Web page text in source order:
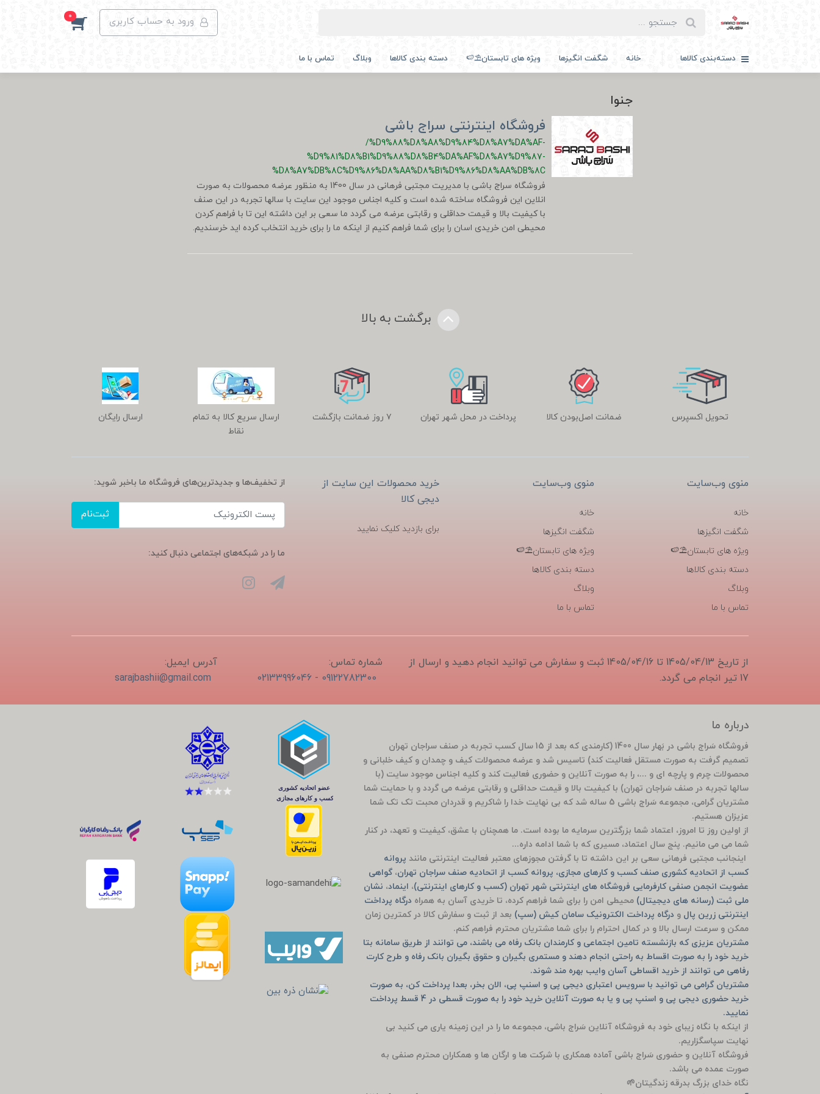
ورود به حساب کاربری 0
دسته‌بندی کالاها خانه شگفت انگیزها ویژه های تابستان⛱️🍉 دسته بندی کالاها وبلاگ تماس با ما
جنوا
فروشگاه اینترنتی سراج باشی
/%D9%88%D8%A8%D9%84%D8%A7%DA%AF-
%D9%81%D8%B1%D9%88%D8%B4%DA%AF%D8%A7%D9%87-
%D8%A7%DB%8C%D9%86%D8%AA%D8%B1%D9%86%D8%AA%DB%8C
فروشگاه سراج باشی با مدیریت مجتبی فرهانی در سال 1400 به منظور عرضه محصولات به صورت
انلاین این فروشگاه ساخته شده است و کلیه اجناس موجود این سایت با سالها تجربه در این صنف
با کیفیت بالا و قیمت حداقلی و رقابتی عرضه می گردد ما سعی بر این داشته این تا با فراهم کردن
محیطی امن خریدی اسان را برای شما فراهم کنیم از اینکه ما را برای خرید انتخاب کرده اید خرسندیم.
برگشت به بالا
تحویل اکسپرس ضمانت اصل‌بودن کالا پرداخت در محل شهر تهران ۷ روز ضمانت بازگشت
ارسال سریع کالا به تمام
نقاط
ارسال رایگان
منوی وب‌سایت
خانه
شگفت انگیزها
ویژه های تابستان⛱️🍉
دسته بندی کالاها
وبلاگ
تماس با ما
منوی وب‌سایت
خانه
شگفت انگیزها
ویژه های تابستان⛱️🍉
دسته بندی کالاها
وبلاگ
تماس با ما
خرید محصولات این سایت از
دیجی کالا
برای بازدید کلیک نمایید
از تخفیف‌ها و جدیدترین‌های فروشگاه ما باخبر شوید:
ثبت‌نام
ما را در شبکه‌های اجتماعی دنبال کنید:
از تاریخ 1405/04/13 تا 1405/04/16 ثبت و سفارش می توانید انجام دهید و ارسال از
17 تیر انجام می گردد.
شماره تماس:
09122782300 - 02133996046
آدرس ایمیل:
sarajbashii@gmail.com
درباره ما
فروشگاه سَراج باشی در بَهار سال 1400 (کارمندی که بعد از 15 سال کسب تجربه در صنف سراجان تهران
تصمیم گرفت به صورت مستقل فعالیت کند) تاسیس شد و عرضه محصولات کیف و چمدان و کیف خلبانی و
محصولات چرم و پارچه ای و ...، را به صورت آنلاین و حضوری فعالیت کند و کلیه اجناس موجود سایت (با
سالها تجربه در صنف سَراجان تهران) با کیفیت بالا و قیمت حداقلی و رقابتی عرضه می گردد و با حمایت شما
مشتریان گرامی، مجموعه سَراج باشی 5 ساله شد که بی نهایت خدا را شاکریم و قدردان محبت تک تک شما
عزیزان هستیم.
از اولین روز تا امروز، اعتماد شما بزرگترین سرمایه ما بوده است. ما همچنان با عشق، کیفیت و تعهد، در کنار
شما می می مانیم. پنج سال اعتماد، مسیری که با شما ادامه داره...
اینجانب مجتبی فرهانی سعی بر این داشته تا با گرفتن مجوزهای معتبر فعالیت اینترنتی مانند پروانه
کسب از اتحادیه کشوری صنف کسب و کارهای مجازی، پروانه کسب از اتحادیه صنف سراجان تهران،گواهی
عضویت انجمن صنفی کارفرمایی فروشگاه های اینترنتی شهر تهران (کسب و کارهای اینترنتی)، اینماد، نشان
ملی ثبت (رسانه های دیجیتال) محیطی امن را برای شما فراهم کرده، تا خریدی آسان به همراه درگاه پرداخت
اینترنتی زرین پال و درگاه پرداخت الکترونیک سامان کیش (سپ) بعد از ثبت و سفارش کالا در کمترین زمان
ممکن و سرعت ارسال بالا و در کمال احترام را برای شما مشتریان محترم فراهم کنم.
مشتریان عزیزی که بازنشسته تامین اجتماعی و کارمندان بانک رفاه می باشند، می توانند از طریق سامانه بتا
خرید خود را به صورت اقساط به راحتی انجام دهند و مستمری بگیران و حقوق بگیران بانک رفاه و طرح کارت
رفاهی می توانند از خرید اقساطی آسان وایب بهره مند شوند.
مشتریان گرامی می توانید با سرویس اعتباری دیجی پی و اسنپ پی، الان بخر، بعدا پرداخت کن، به صورت
خرید حضوری دیجی پی و اسنپ پی و یا به صورت آنلاین خرید خود را به صورت قسطی در 4 قسط پرداخت
نمایید.
از اینکه با نگاه زیبای خود به فروشگاه آنلاین سَراج باشی، مجموعه ما را در این زمینه یاری می کنید بی
نهایت سپاسگزاریم.
فروشگاه آنلاین و حضوری سَراج باشی آماده همکاری با شرکت ها و ارگان ها و همکاران محترم صنفی به
صورت عمده می باشد.
نگاه خدای بزرگ بدرقه زندگیتان🌱